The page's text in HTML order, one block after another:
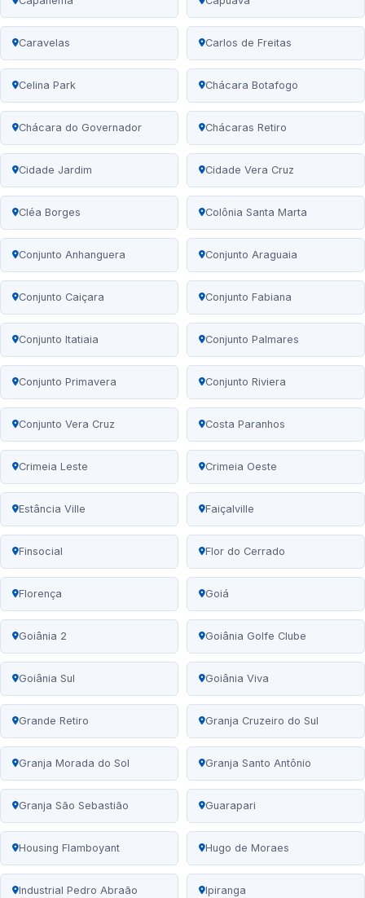
Caravelas Carlos de Freitas
Celina Park Chácara Botafogo
Chácara do Governador Chácaras Retiro
Cidade Jardim Cidade Vera Cruz
Cléa Borges Colônia Santa Marta
Conjunto Anhanguera Conjunto Araguaia
Conjunto Caiçara Conjunto Fabiana
Conjunto Itatiaia Conjunto Palmares
Conjunto Primavera Conjunto Riviera
Conjunto Vera Cruz Costa Paranhos
Crimeia Leste Crimeia Oeste
Estância Ville Faiçalville
Finsocial Flor do Cerrado
Florença Goiá
Goiânia 2 Goiânia Golfe Clube
Goiânia Sul Goiânia Viva
Grande Retiro Granja Cruzeiro do Sul
Granja Morada do Sol Granja Santo Antônio
Granja São Sebastião Guarapari
Housing Flamboyant Hugo de Moraes
Industrial Pedro Abraão Ipiranga